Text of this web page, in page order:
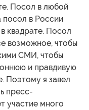
Посол в любой
посол в России
квадрате. Посол
возможное, чтобы
СМИ, чтобы
и правдивую
Поэтому я завел
пресс-
участие много